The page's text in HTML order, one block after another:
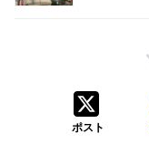
ポスト